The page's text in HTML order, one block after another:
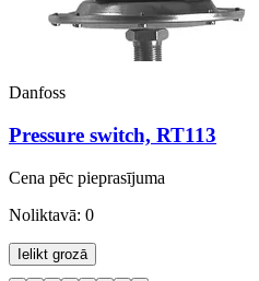
Danfoss
Pressure switch, RT113
Cena pēc pieprasījuma
Noliktavā: 0
Ielikt grozā